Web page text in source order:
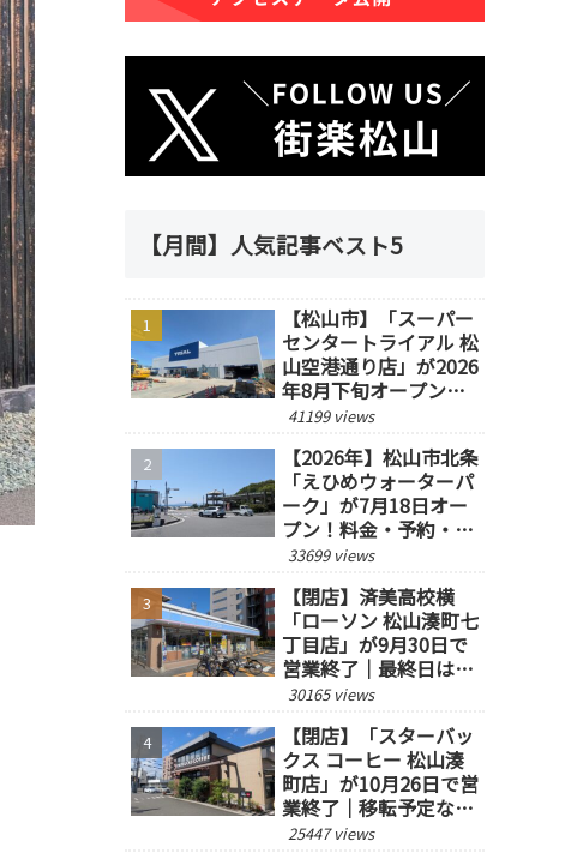
【月間】人気記事ベスト5
【松山市】「スーパー
センタートライアル 松
山空港通り店」が2026
年8月下旬オープン予
定！
41199 views
【2026年】松山市北条
「えひめウォーターパ
ーク」が7月18日オー
プン！料金・予約・営
業時間を紹介
33699 views
【閉店】済美高校横
「ローソン 松山湊町七
丁目店」が9月30日で
営業終了｜最終日は14
時閉店
30165 views
【閉店】「スターバッ
クス コーヒー 松山湊
町店」が10月26日で営
業終了｜移転予定な
し、跡地の今後にも注
25447 views